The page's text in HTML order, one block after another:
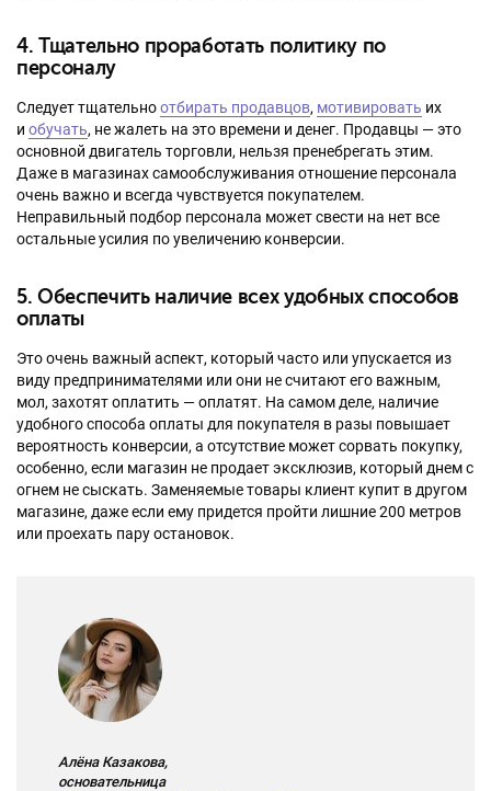
4. Тщательно проработать политику по
персоналу
Следует тщательноотбирать продавцов, мотивировать их
и обучать, не жалеть на это времени и денег. Продавцы — это
основной двигатель торговли, нельзя пренебрегать этим.
Даже в магазинах самообслуживания отношение персонала
очень важно и всегда чувствуется покупателем.
Неправильный подбор персонала может свести на нет все
остальные усилия по увеличению конверсии.
5. Обеспечить наличие всех удобных способов
оплаты
Это очень важный аспект, который часто или упускается из
виду предпринимателями или они не считают его важным,
мол, захотят оплатить — оплатят. На самом деле, наличие
удобного способа оплаты для покупателя в разы повышает
вероятность конверсии, а отсутствие может сорвать покупку,
особенно, если магазин не продает эксклюзив, который днем с
огнем не сыскать. Заменяемые товары клиент купит в другом
магазине, даже если ему придется пройти лишние 200 метров
или проехать пару остановок.
Алёна Казакова,
основательница